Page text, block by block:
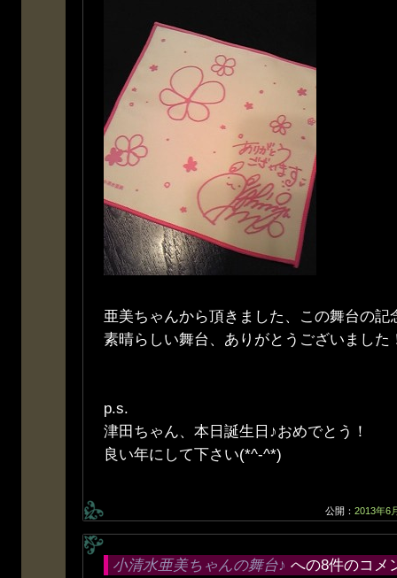
亜美ちゃんから頂きました、この舞台の
素晴らしい舞台、ありがとうございました
p.s.
津田ちゃん、本日誕生日♪おめでとう！
良い年にして下さい(*^-^*)
公開： 2013年6
小清水亜美ちゃんの舞台♪ への8件のコメ